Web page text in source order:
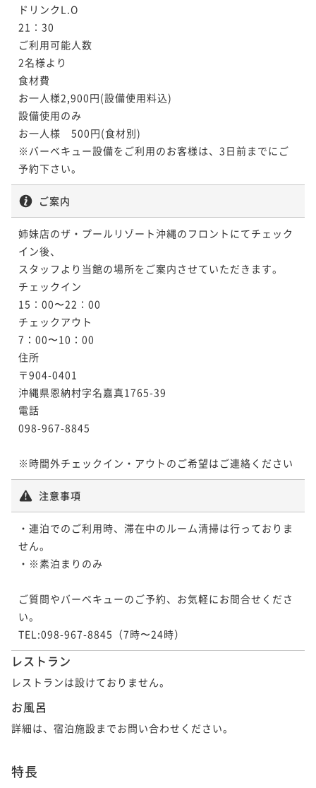
ドリンクL.O
21：30
ご利用可能人数
2名様より
食材費
お一人様2,900円(設備使用料込)
設備使用のみ
お一人様　500円(食材別)
※バーベキュー設備をご利用のお客様は、3日前までにご
予約下さい。
ご案内
姉妹店のザ・プールリゾート沖縄のフロントにてチェック
イン後、
スタッフより当館の場所をご案内させていただきます。
チェックイン
15：00〜22：00
チェックアウト
7：00〜10：00
住所
〒904-0401
沖縄県恩納村字名嘉真1765-39
電話
098-967-8845
※時間外チェックイン・アウトのご希望はご連絡ください
注意事項
・連泊でのご利用時、滞在中のルーム清掃は行っておりま
せん。
・※素泊まりのみ
ご質問やバーベキューのご予約、お気軽にお問合せくださ
い。
TEL:098-967-8845（7時〜24時）
レストラン
レストランは設けておりません。
お風呂
詳細は、宿泊施設までお問い合わせください。
特長